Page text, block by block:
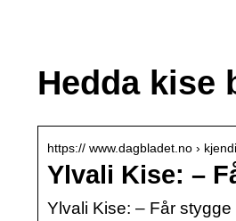
Hedda kise
https:// www.dagbladet.no ›
Ylvali Kise: –
Ylvali Kise: – Får